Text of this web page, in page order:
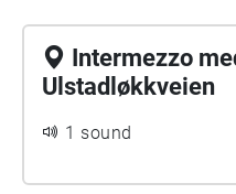
Intermezzo
Ulstadløkkveien
1 sound